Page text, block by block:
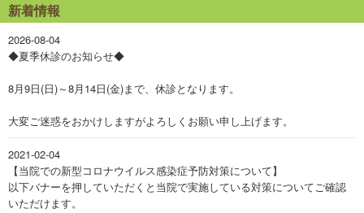
新着情報
2026-08-04
◆夏季休診のお知らせ◆
8月9日(日)～8月14日(金)まで、休診となります。
大変ご迷惑をおかけしますがよろしくお願い申し上げます。
2021-02-04
【当院での新型コロナウイルス感染症予防対策について】
以下バナーを押していただくと当院で実施している対策についてご確認
いただけます。